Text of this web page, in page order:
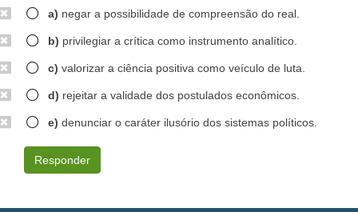
a) negar a possibilidade de compreensão do real.
b) privilegiar a crítica como instrumento analítico.
c) valorizar a ciência positiva como veículo de luta.
d) rejeitar a validade dos postulados econômicos.
e) denunciar o caráter ilusório dos sistemas políticos.
Responder